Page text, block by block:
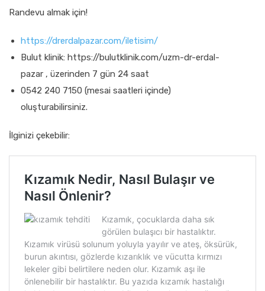
Randevu almak için!
https://drerdalpazar.com/iletisim/
Bulut klinik: https://bulutklinik.com/uzm-dr-erdal-
pazar , üzerinden 7 gün 24 saat
0542 240 7150 (mesai saatleri içinde)
oluşturabilirsiniz.
İlginizi çekebilir: